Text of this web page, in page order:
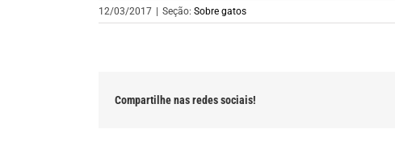
12/03/2017 Seção: Sobre gatos
Compartilhe nas redes sociais!